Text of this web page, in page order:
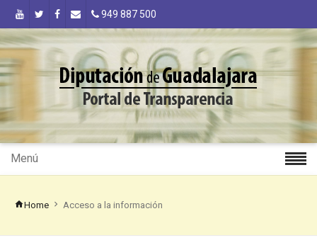
949 887 500
Menú
Home Acceso a la información